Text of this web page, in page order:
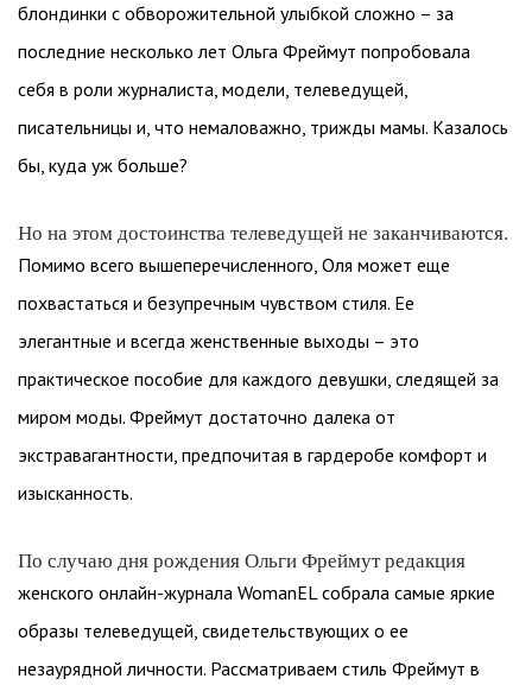
блондинки с обворожительной улыбкой сложно – за
последние несколько лет Ольга Фреймут попробовала
себя в роли журналиста, модели, телеведущей,
писательницы и, что немаловажно, трижды мамы. Казалось
бы, куда уж больше?
Но на этом достоинства телеведущей не заканчиваются.
Помимо всего вышеперечисленного, Оля может еще
похвастаться и безупречным чувством стиля. Ее
элегантные и всегда женственные выходы – это
практическое пособие для каждого девушки, следящей за
миром моды. Фреймут достаточно далека от
экстравагантности, предпочитая в гардеробе комфорт и
изысканность.
По случаю дня рождения Ольги Фреймут редакция
женского онлайн-журнала WomanEL собрала самые яркие
образы телеведущей, свидетельствующих о ее
незаурядной личности. Рассматриваем стиль Фреймут в